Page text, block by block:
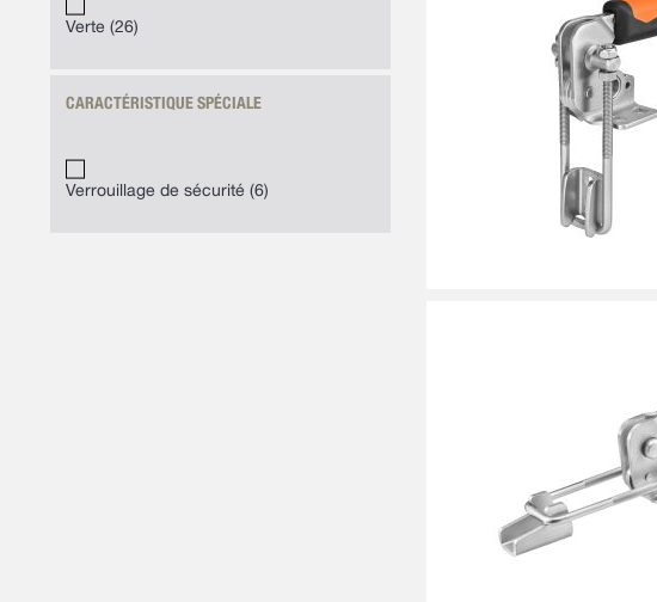
Verte 26
CARACTÉRISTIQUE SPÉCIALE
Verrouillage de sécurité 6